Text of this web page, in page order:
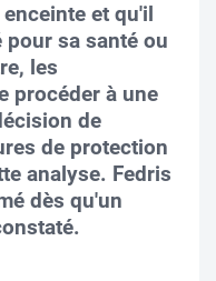
et qu'il
sa santé ou
les
procéder à une
de
de protection
analyse. Fedris
dès qu'un